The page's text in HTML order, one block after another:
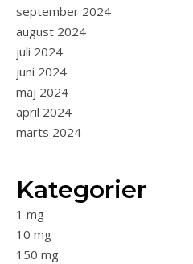
september 2024
august 2024
juli 2024
juni 2024
maj 2024
april 2024
marts 2024
Kategorier
1 mg
10 mg
150 mg